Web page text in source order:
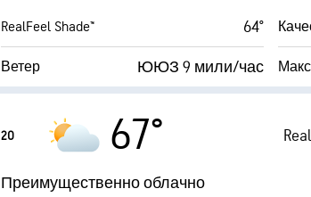
3 (Тускло)
RealFeel Shade™ 64°
Ветер ЮЮЗ 9 мили/час
Влажность
Точка росы
20 67°
Преимущественно облачно